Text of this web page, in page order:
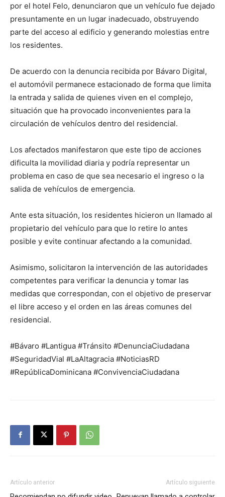
por el hotel Felo, denunciaron que un vehículo fue dejado
presuntamente en un lugar inadecuado, obstruyendo
parte del acceso al edificio y generando molestias entre
los residentes.
De acuerdo con la denuncia recibida por Bávaro Digital,
el automóvil permanece estacionado de forma que limita
la entrada y salida de quienes viven en el complejo,
situación que ha provocado inconvenientes para la
circulación de vehículos dentro del residencial.
Los afectados manifestaron que este tipo de acciones
dificulta la movilidad diaria y podría representar un
problema en caso de que sea necesario el ingreso o la
salida de vehículos de emergencia.
Ante esta situación, los residentes hicieron un llamado al
propietario del vehículo para que lo retire lo antes
posible y evite continuar afectando a la comunidad.
Asimismo, solicitaron la intervención de las autoridades
competentes para verificar la denuncia y tomar las
medidas que correspondan, con el objetivo de preservar
el libre acceso y el orden en las áreas comunes del
residencial.
#Bávaro #Lantigua #Tránsito #DenunciaCiudadana
#SeguridadVial #LaAltagracia #NoticiasRD
#RepúblicaDominicana #ConvivenciaCiudadana
Artículo anterior Artículo siguiente